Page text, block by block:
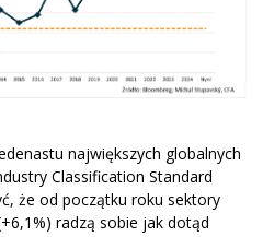
największych globalnych
Classification Standard
że od początku roku sektory
radzą sobie jak dotąd